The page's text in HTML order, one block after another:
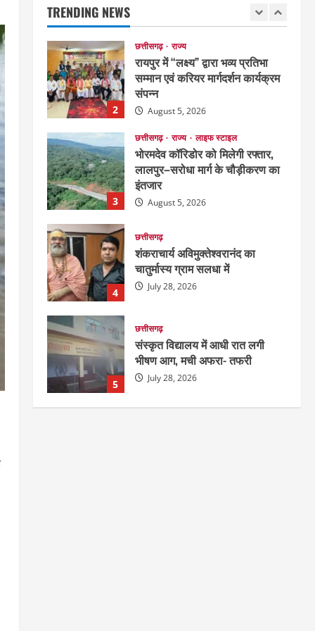
TRENDING NEWS
1
2
छत्तीसगढ़ राज्य
रायपुर में “लक्ष्य” द्वारा भव्य प्रतिभा
सम्मान एवं करियर मार्गदर्शन कार्यक्रम
संपन्न
August 5, 2026
3
छत्तीसगढ़ राज्य लाइफ स्टाइल
भोरमदेव कॉरिडोर को मिलेगी रफ्तार,
लालपुर–सरोधा मार्ग के चौड़ीकरण का
इंतजार
August 5, 2026
4
छत्तीसगढ़
शंकराचार्य अविमुक्तेश्वरानंद का
चातुर्मास्य ग्राम सलधा में
July 28, 2026
5
छत्तीसगढ़
संस्कृत विद्यालय में आधी रात लगी
भीषण आग, मची अफरा- तफरी
July 28, 2026